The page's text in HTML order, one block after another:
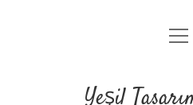
Yeşil